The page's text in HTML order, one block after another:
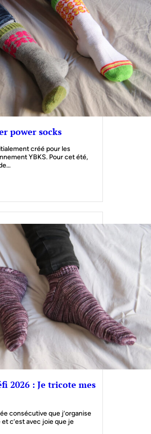
power socks
créé pour les
YBKS. Pour cet été,
2026 : Je tricote mes
consécutive que j’organise
c’est avec joie que je